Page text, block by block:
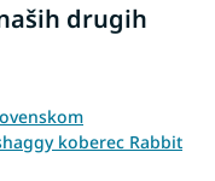
drugih
koberec Rabbit